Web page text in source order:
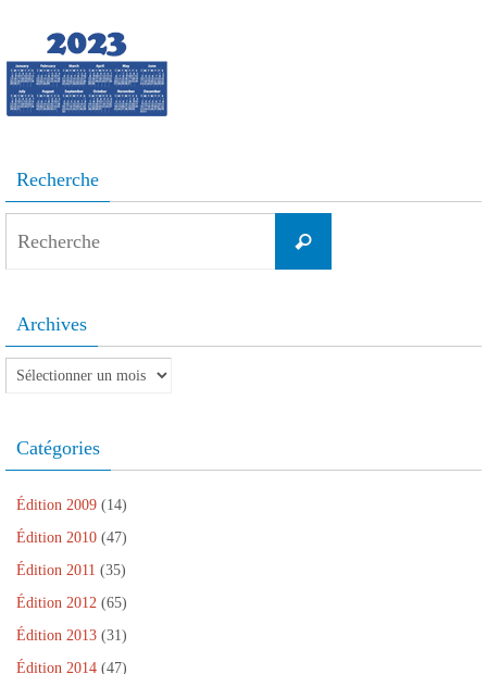
Recherche
Recherche
Archives
Archives
Catégories
Édition 2009 (14)
Édition 2010 (47)
Édition 2011 (35)
Édition 2012 (65)
Édition 2013 (31)
Édition 2014 (47)